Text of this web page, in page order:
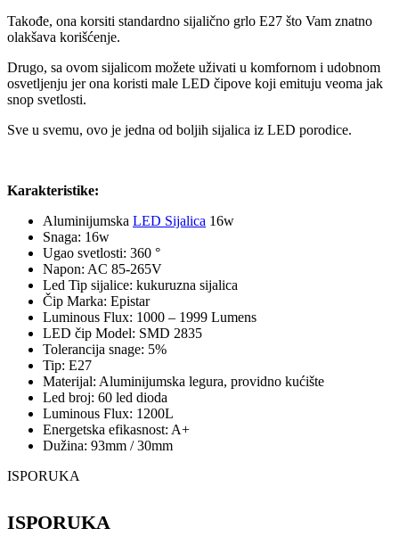
Takođe, ona korsiti standardno sijalično grlo E27 što Vam znatno
olakšava korišćenje.
Drugo, sa ovom sijalicom možete uživati u komfornom i udobnom
osvetljenju jer ona koristi male LED čipove koji emituju veoma jak
snop svetlosti.
Sve u svemu, ovo je jedna od boljih sijalica iz LED porodice.
Karakteristike:
Aluminijumska LED Sijalica 16w
Snaga: 16w
Ugao svetlosti: 360 °
Napon: AC 85-265V
Led Tip sijalice: kukuruzna sijalica
Čip Marka: Epistar
Luminous Flux: 1000 – 1999 Lumens
LED čip Model: SMD 2835
Tolerancija snage: 5%
Tip: E27
Materijal: Aluminijumska legura, providno kućište
Led broj: 60 led dioda
Luminous Flux: 1200L
Energetska efikasnost: A+
Dužina: 93mm / 30mm
ISPORUKA
ISPORUKA